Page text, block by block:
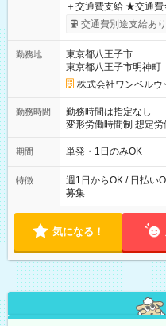
＋交通費支給 ★交通費全額支給！ ┗案件により規定あり ★日払
いOK！（規定あり）
ンビニATMから 日払い分を
交通費別途支給あり
勤務地
東京都八王子市
東京都八王子市明神町
株式会社ワンベルウ
勤務時間
勤務時間は指定なし
変形労働時間制 想定労働時間160時
～21：00
期間 単発・1日のみOK
特徴
週1日からOK / 日払い
募集
気になる！